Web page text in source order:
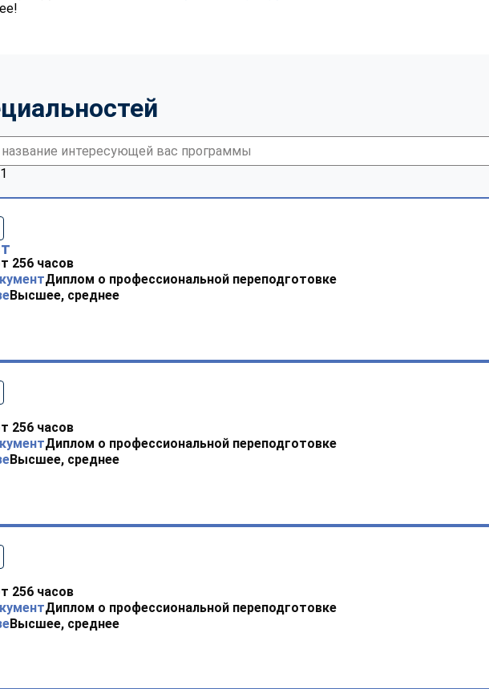
256 часов
Диплом о профессиональной переподготовке
Высшее, среднее
256 часов
Диплом о профессиональной переподготовке
Высшее, среднее
256 часов
Диплом о профессиональной переподготовке
Высшее, среднее